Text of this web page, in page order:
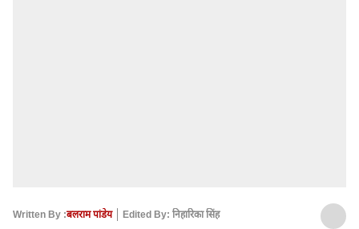
Written By :बलराम पांडेय
Edited By: निहारिका सिंह